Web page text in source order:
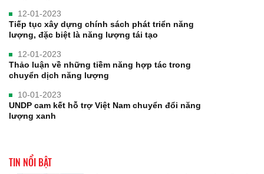
12-01-2023
Tiếp tục xây dựng chính sách phát triển năng
lượng, đặc biệt là năng lượng tái tạo
12-01-2023
Thảo luận về những tiềm năng hợp tác trong
chuyển dịch năng lượng
10-01-2023
UNDP cam kết hỗ trợ Việt Nam chuyển đổi năng
lượng xanh
TIN NỔI BẬT